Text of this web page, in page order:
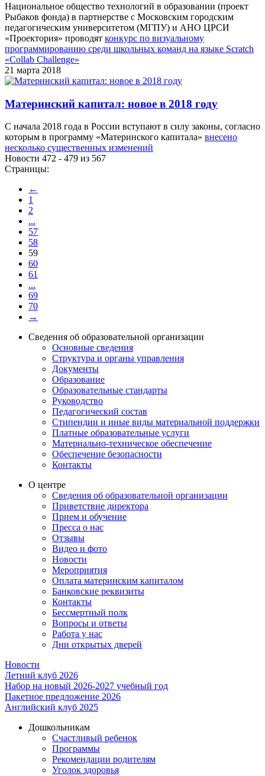
Национальное общество технологий в образовании (проект
Рыбаков фонда) в партнерстве с Московским городским
педагогическим университетом (МГПУ) и АНО ЦРСИ
«Проектория» проводят конкурс по визуальному
программированию среди школьных команд на языке Scratch
«Collab Challenge»
21 марта 2018
Материнский капитал: новое в 2018 году
С начала 2018 года в России вступают в силу законы, согласно
которым в программу «Материнского капитала» внесено
несколько существенных изменений
Новости 472 - 479 из 567
Страницы:
←
1
2
...
57
58
59
60
61
...
69
70
→
Сведения об образовательной организации
Основные сведения
Структура и органы управления
Документы
Образование
Образовательные стандарты
Руководство
Педагогический состав
Стипендии и иные виды материальной поддержки
Платные образовательные услуги
Материально-техническое обеспечение
Обеспечение безопасности
Контакты
О центре
Сведения об образовательной организации
Приветствие директора
Прием и обучение
Пресса о нас
Отзывы
Видео и фото
Новости
Мероприятия
Оплата материнским капиталом
Банковские реквизиты
Контакты
Бессмертный полк
Вопросы и ответы
Работа у нас
Дни открытых дверей
Новости
Летний клуб 2026
Набор на новый 2026-2027 учебный год
Пакетное предложение 2026
Английский клуб 2025
Дошкольникам
Счастливый ребенок
Программы
Рекомендации родителям
Уголок здоровья